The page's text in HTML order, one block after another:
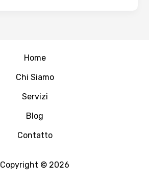
Home
Chi Siamo
Servizi
Blog
Contatto
Copyright © 2026